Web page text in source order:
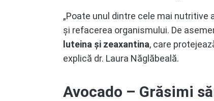
„Poate unul dintre cele mai nutritive
și refacerea organismului. De
luteina și zeaxantina, care
explică dr. Laura Năglăbeală.
Avocado – Grăsimi